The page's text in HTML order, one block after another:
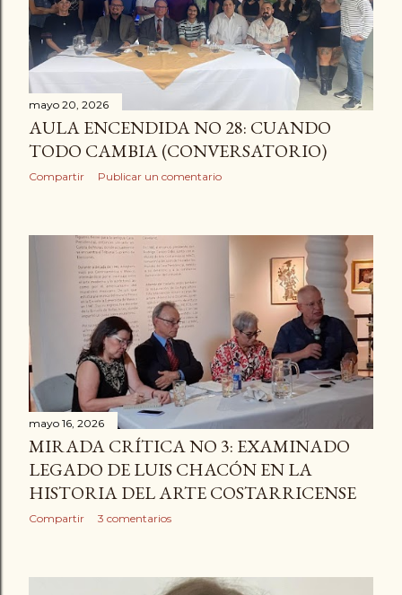
d
a
s
mayo 20, 2026
AULA ENCENDIDA NO 28: CUANDO
TODO CAMBIA (CONVERSATORIO)
Compartir Publicar un comentario
mayo 16, 2026
MIRADA CRÍTICA NO 3: EXAMINADO
LEGADO DE LUIS CHACÓN EN LA
HISTORIA DEL ARTE COSTARRICENSE
Compartir 3 comentarios